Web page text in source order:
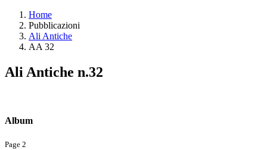
Home
Pubblicazioni
Ali Antiche
AA 32
Ali Antiche n.32
Album
Page 2